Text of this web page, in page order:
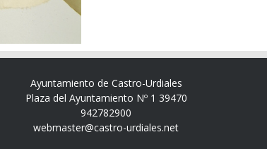
Ayuntamiento de Castro-Urdiales
Plaza del Ayuntamiento Nº 1 39470
942782900
webmaster@castro-urdiales.net